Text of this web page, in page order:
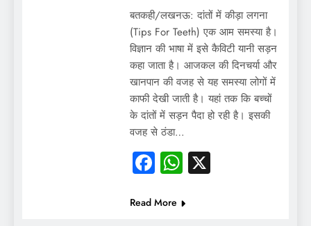
बतकही/लखनऊ: दांतों में कीड़ा लगना
(Tips For Teeth) एक आम समस्या है।
विज्ञान की भाषा में इसे कैविटी यानी सड़न
कहा जाता है। आजकल की दिनचर्या और
खानपान की वजह से यह समस्या लोगों में
काफी देखी जाती है। यहां तक कि बच्चों
के दांतों में सड़न पैदा हो रही है। इसकी
वजह से ठंडा…
Facebook
WhatsApp
X
Read More